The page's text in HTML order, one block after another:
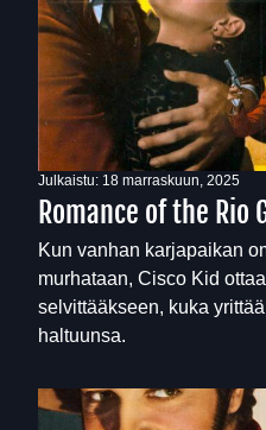
Julkaistu: 18 marraskuun, 2025
Romance of the Rio
Kun vanhan karjapaikan
murhataan, Cisco Kid
selvittääkseen, kuka
haltuunsa.